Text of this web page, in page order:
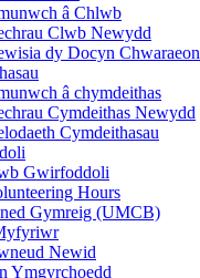
â Chlwb
Clwb Newydd
dy Docyn Chwaraeon
â chymdeithas
Cymdeithas Newydd
Cymdeithasau
Gwirfoddoli
Hours
Gymreig (UMCB)
Newid
Ymgyrchoedd